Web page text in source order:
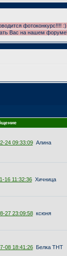
фотоконкурс!!!! :)
Вас на нашем
24 09:33:09 Алина
16 11:32:36 Хичница
27 23:09:58 ксюня
08 18:41:26 Белка ТНТ